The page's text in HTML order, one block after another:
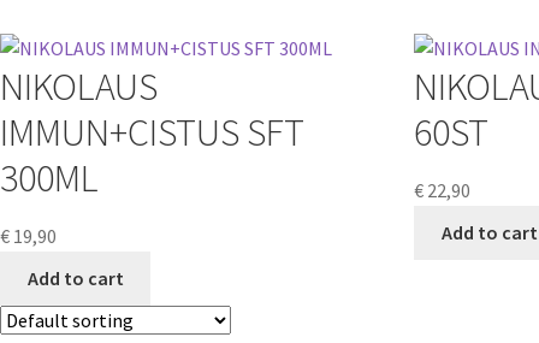
NIKOLAUS
IMMUN+CISTUS SFT
300ML
€ 19,90
Add to cart
60ST
€ 22,90
Add to cart